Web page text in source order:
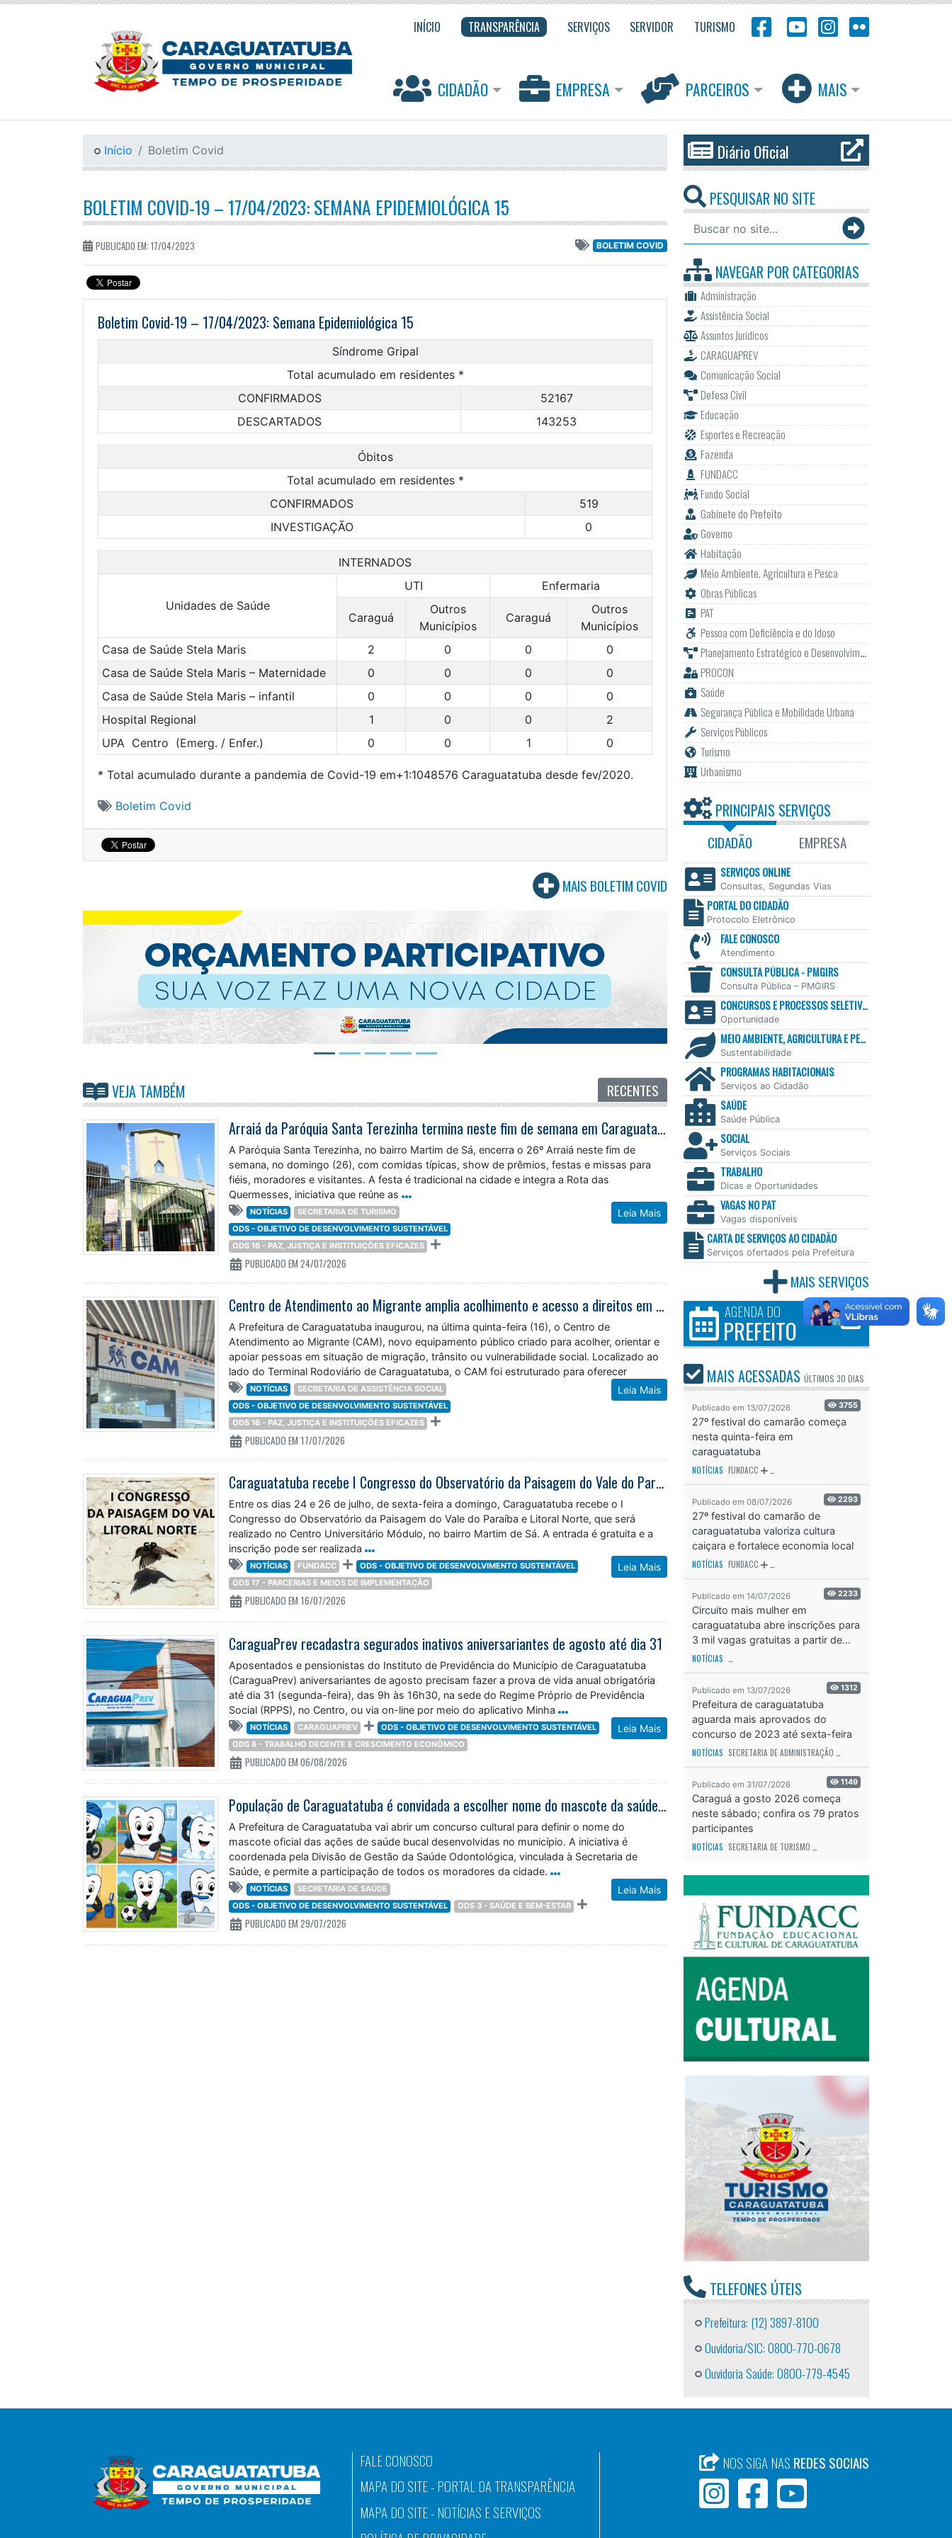
INÍCIO TRANSPARÊNCIA SERVIÇOS SERVIDOR TURISMO
CIDADÃO EMPRESA PARCEIROS MAIS
Início Boletim Covid
BOLETIM COVID-19 – 17/04/2023: SEMANA EPIDEMIOLÓGICA 15
PUBLICADO EM: 17/04/2023 BOLETIM COVID
Boletim Covid-19 – 17/04/2023: Semana Epidemiológica 15
Síndrome Gripal
Total acumulado em residentes *
CONFIRMADOS
52167
DESCARTADOS
143253
Óbitos
Total acumulado em residentes *
CONFIRMADOS
519
INVESTIGAÇÃO
0
INTERNADOS
Unidades de Saúde
UTI Enfermaria
Caraguá
Outros
Municípios
Caraguá
Outros
Municípios
Casa de Saúde Stela Maris
2 0 0
0
Casa de Saúde Stela Maris – Maternidade
0 0 0
0
Casa de Saúde Stela Maris – infantil
0 0 0
0
Hospital Regional
1 0 0
2
UPA Centro (Emerg. / Enfer.)
0 0 1 0
* Total acumulado durante a pandemia de Covid-19 em+1:1048576 Caraguatatuba desde fev/2020.
Boletim Covid
MAIS BOLETIM COVID
VEJA TAMBÉM RECENTES
Arraiá da Paróquia Santa Terezinha termina neste fim de semana em Caraguatatuba
A Paróquia Santa Terezinha, no bairro Martim de Sá, encerra o 26º Arraiá neste fim de
semana, no domingo (26), com comidas típicas, show de prêmios, festas e missas para
fiéis, moradores e visitantes. A festa é tradicional na cidade e integra a Rota das
Quermesses, iniciativa que reúne as
Leia Mais
NOTÍCIAS
SECRETARIA DE TURISMO
ODS - OBJETIVO DE DESENVOLVIMENTO SUSTENTÁVEL
ODS 16 - PAZ, JUSTIÇA E INSTITUIÇÕES EFICAZES
PUBLICADO EM 24/07/2026
Centro de Atendimento ao Migrante amplia acolhimento e acesso a direitos em Caraguatatuba
A Prefeitura de Caraguatatuba inaugurou, na última quinta-feira (16), o Centro de
Atendimento ao Migrante (CAM), novo equipamento público criado para acolher, orientar e
apoiar pessoas em situação de migração, trânsito ou vulnerabilidade social. Localizado ao
lado do Terminal Rodoviário de Caraguatatuba, o CAM foi estruturado para oferecer
atendimento humanizado,
Leia Mais
NOTÍCIAS
SECRETARIA DE ASSISTÊNCIA SOCIAL
ODS - OBJETIVO DE DESENVOLVIMENTO SUSTENTÁVEL
ODS 16 - PAZ, JUSTIÇA E INSTITUIÇÕES EFICAZES
PUBLICADO EM 17/07/2026
Caraguatatuba recebe I Congresso do Observatório da Paisagem do Vale do Paraíba e Litoral Norte
Entre os dias 24 e 26 de julho, de sexta-feira a domingo, Caraguatatuba recebe o I
Congresso do Observatório da Paisagem do Vale do Paraíba e Litoral Norte, que será
realizado no Centro Universitário Módulo, no bairro Martim de Sá. A entrada é gratuita e a
inscrição pode ser realizada
Leia Mais
NOTÍCIAS FUNDACC
ODS - OBJETIVO DE DESENVOLVIMENTO SUSTENTÁVEL
ODS 17 - PARCERIAS E MEIOS DE IMPLEMENTAÇÃO
PUBLICADO EM 16/07/2026
CaraguaPrev recadastra segurados inativos aniversariantes de agosto até dia 31
Aposentados e pensionistas do Instituto de Previdência do Município de Caraguatatuba
(CaraguaPrev) aniversariantes de agosto precisam fazer a prova de vida anual obrigatória
até dia 31 (segunda-feira), das 9h às 16h30, na sede do Regime Próprio de Previdência
Social (RPPS), no Centro, ou via on-line por meio do aplicativo Minha
Leia Mais
NOTÍCIAS CARAGUAPREV
ODS - OBJETIVO DE DESENVOLVIMENTO SUSTENTÁVEL
ODS 8 - TRABALHO DECENTE E CRESCIMENTO ECONÔMICO
PUBLICADO EM 06/08/2026
População de Caraguatatuba é convidada a escolher nome do mascote da saúde bucal
A Prefeitura de Caraguatatuba vai abrir um concurso cultural para definir o nome do
mascote oficial das ações de saúde bucal desenvolvidas no município. A iniciativa é
coordenada pela Divisão de Gestão da Saúde Odontológica, vinculada à Secretaria de
Saúde, e permite a participação de todos os moradores da cidade.
Leia Mais
NOTÍCIAS
SECRETARIA DE SAÚDE
ODS - OBJETIVO DE DESENVOLVIMENTO SUSTENTÁVEL
ODS 3 - SAÚDE E BEM-ESTAR
PUBLICADO EM 29/07/2026
Diário Oficial
PESQUISAR NO SITE
NAVEGAR PORCATEGORIAS
Administração
Assistência Social
Assuntos Jurídicos
CARAGUAPREV
Comunicação Social
Defesa Civil
Educação
Esportes e Recreação
Fazenda
FUNDACC
Fundo Social
Gabinete do Prefeito
Governo
Habitação
Meio Ambiente, Agricultura e Pesca
Obras Públicas
PAT
Pessoa com Deficiência e do Idoso
Planejamento Estratégico e Desenvolvimento
PROCON
Saúde
Segurança Pública e Mobilidade Urbana
Serviços Públicos
Turismo
Urbanismo
PRINCIPAIS SERVIÇOS
CIDADÃO EMPRESA
SERVIÇOS ONLINE
Consultas, Segundas Vias
PORTAL DO CIDADÃO
Protocolo Eletrônico
FALE CONOSCO
Atendimento
CONSULTA PÚBLICA - PMGIRS
Consulta Pública – PMGIRS
CONCURSOS E PROCESSOS SELETIVOS
Oportunidade
MEIO AMBIENTE, AGRICULTURA E PESCA
Sustentabilidade
PROGRAMAS HABITACIONAIS
Serviços ao Cidadão
SAÚDE
Saúde Pública
SOCIAL
Serviços Sociais
TRABALHO
Dicas e Oportunidades
VAGAS NO PAT
Vagas disponíveis
CARTA DE SERVIÇOS AO CIDADÃO
Serviços ofertados pela Prefeitura
MAIS SERVIÇOS
AGENDA DO
PREFEITO
MAIS ACESSADAS ÚLTIMOS 30 DIAS
Publicado em 13/07/2026 3755
27º festival do camarão começa
nesta quinta-feira em
caraguatatuba
NOTÍCIAS FUNDACC
Publicado em 08/07/2026 2293
27º festival do camarão de
caraguatatuba valoriza cultura
caiçara e fortalece economia local
NOTÍCIAS FUNDACC
Publicado em 14/07/2026 2233
Circuito mais mulher em
caraguatatuba abre inscrições para
3 mil vagas gratuitas a partir de...
NOTÍCIAS
Publicado em 13/07/2026 1312
Prefeitura de caraguatatuba
aguarda mais aprovados do
concurso de 2023 até sexta-feira
(17)
NOTÍCIAS SECRETARIA DE ADMINISTRAÇÃO
Publicado em 31/07/2026 1149
Caraguá a gosto 2026 começa
neste sábado; confira os 79 pratos
participantes
NOTÍCIAS SECRETARIA DE TURISMO
TELEFONES ÚTEIS
Prefeitura: (12) 3897-8100
Ouvidoria/SIC: 0800-770-0678
Ouvidoria Saúde: 0800-779-4545
FALE CONOSCO
MAPA DO SITE - PORTAL DA TRANSPARÊNCIA
MAPA DO SITE - NOTÍCIAS E SERVIÇOS
NOS SIGA NAS REDES SOCIAIS